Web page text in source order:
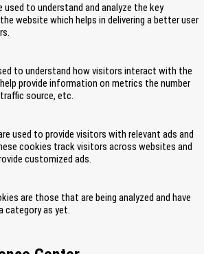
to understand and analyze the key
website which helps in delivering a better user
to understand how visitors interact with the
provide information on metrics the number
source, etc.
used to provide visitors with relevant ads and
cookies track visitors across websites and
customized ads.
are those that are being analyzed and have
category as yet.